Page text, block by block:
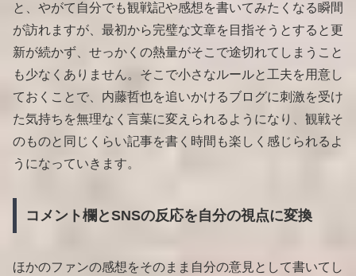
と、やがて自分でも観戦記や感想を書いてみたくなる瞬間
が訪れますが、最初から完璧な文章を目指そうとすると更
新が続かず、せっかくの熱量がそこで途切れてしまうこと
も少なくありません。そこで小さなルールと工夫を用意し
ておくことで、内藤哲也を追いかけるブログに刺激を受け
た気持ちを無理なく言葉に変えられるようになり、観戦そ
のものと同じくらい記事を書く時間も楽しく感じられるよ
うになっていきます。
コメント欄とSNSの反応を自分の視点に変換
ほかのファンの感想をそのまま自分の意見として書いてし